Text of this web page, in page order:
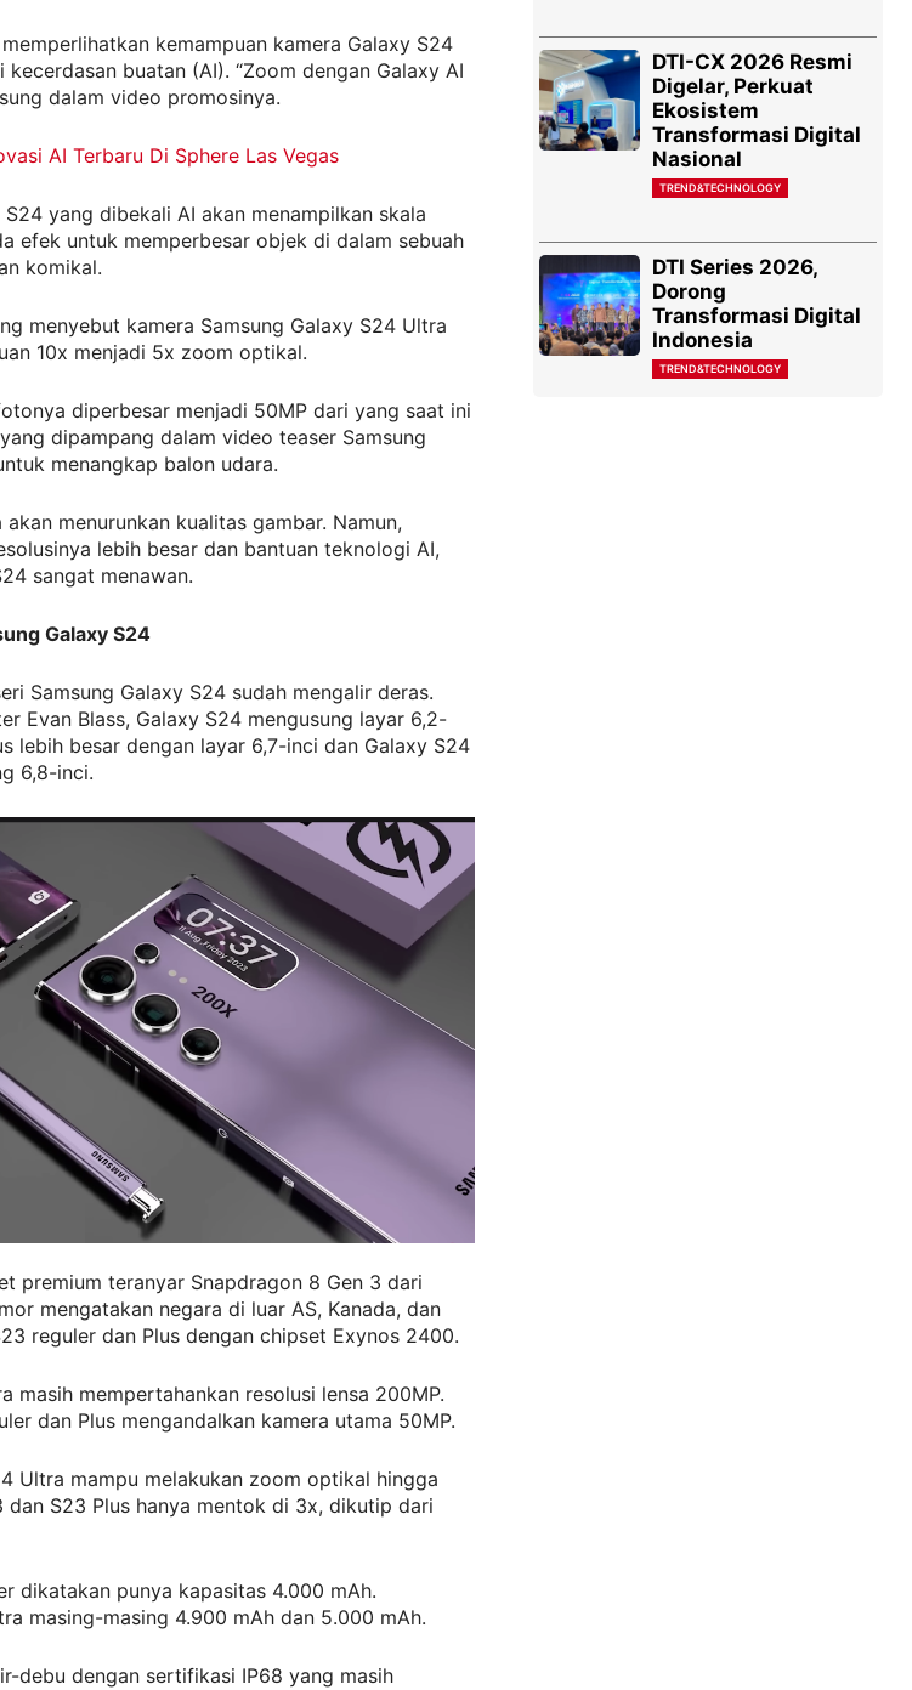
kemampuan kamera Galaxy S24
buatan (AI). “Zoom dengan Galaxy AI
dalam video promosinya.
AI Terbaru Di Sphere Las Vegas
yang dibekali AI akan menampilkan skala
efek untuk memperbesar objek di dalam sebuah
komikal.
menyebut kamera Samsung Galaxy S24 Ultra
10x menjadi 5x zoom optikal.
diperbesar menjadi 50MP dari yang saat ini
dipampang dalam video teaser Samsung
menangkap balon udara.
menurunkan kualitas gambar. Namun,
lebih besar dan bantuan teknologi AI,
sangat menawan.
Galaxy S24
Samsung Galaxy S24 sudah mengalir deras.
Evan Blass, Galaxy S24 mengusung layar 6,2-
lebih besar dengan layar 6,7-inci dan Galaxy S24
6,8-inci.
premium teranyar Snapdragon 8 Gen 3 dari
mengatakan negara di luar AS, Kanada, dan
reguler dan Plus dengan chipset Exynos 2400.
masih mempertahankan resolusi lensa 200MP.
dan Plus mengandalkan kamera utama 50MP.
Ultra mampu melakukan zoom optikal hingga
dan S23 Plus hanya mentok di 3x, dikutip dari
dikatakan punya kapasitas 4.000 mAh.
masing-masing 4.900 mAh dan 5.000 mAh.
debu dengan sertifikasi IP68 yang masih
DTI-CX 2026 Resmi
Digelar, Perkuat
Ekosistem
Transformasi Digital
Nasional
TREND&TECHNOLOGY
DTI Series 2026,
Dorong
Transformasi Digital
Indonesia
TREND&TECHNOLOGY